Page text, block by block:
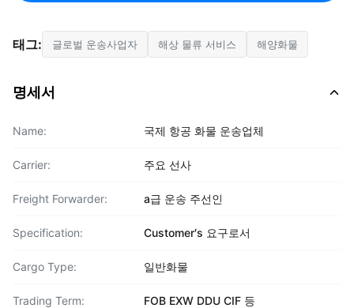
태그: 글로벌 운송사업자 해상 물류 서비스 해양화물
명세서
Name: 국제 항공 화물 운송업체
Carrier: 주요 선사
Freight Forwarder: a급 운송 주선인
Specification: Customer′s 요구로서
Cargo Type: 일반화물
Trading Term: FOB EXW DDU CIF 등